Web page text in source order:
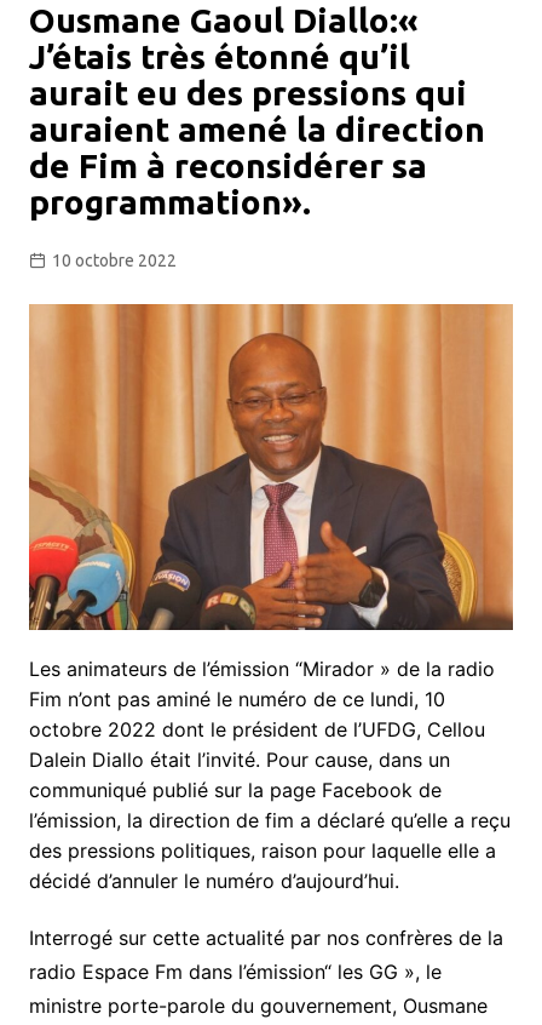
Ousmane Gaoul Diallo:«
J’étais très étonné qu’il
aurait eu des pressions qui
auraient amené la direction
de Fim à reconsidérer sa
programmation».
10 octobre 2022
Les animateurs de l’émission “Mirador » de la radio
Fim n’ont pas aminé le numéro de ce lundi, 10
octobre 2022 dont le président de l’UFDG, Cellou
Dalein Diallo était l’invité. Pour cause, dans un
communiqué publié sur la page Facebook de
l’émission, la direction de fim a déclaré qu’elle a reçu
des pressions politiques, raison pour laquelle elle a
décidé d’annuler le numéro d’aujourd’hui.
Interrogé sur cette actualité par nos confrères de la
radio Espace Fm dans l’émission“ les GG », le
ministre porte-parole du gouvernement, Ousmane